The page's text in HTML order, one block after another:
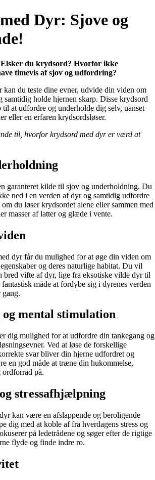
Dyr: Sjove og
du krydsord? Hvorfor ikke
timevis af sjov og udfordring?
du teste dine evner, udvide din viden om
samtidig holde hjernen skarp. Disse krydsord
til at udfordre og underholde dig selv, uanset
eller en erfaren krydsordsløser.
til, hvorfor krydsord med dyr er værd at
garanteret kilde til sjov og underholdning. Du
ned i en verden af dyr og samtidig udfordre
du løser krydsordet alene eller sammen med
masser af latter og glæde i vente.
dyr får du mulighed for at øge din viden om
og deres naturlige habitat. Du vil
bred vifte af dyr, lige fra eksotiske vilde dyr til
måde at fordybe sig i dyrenes verden
mental stimulation
dig mulighed for at udfordre din tankegang og
Ved at løse de forskellige
svar bliver din hjerne udfordret og
en god måde at træne din hukommelse,
ordforråd på.
stressafhjælpning
kan være en afslappende og beroligende
dig med at koble af fra hverdagens stress og
på ledetrådene og søger efter de rigtige
flyde og finde indre ro.